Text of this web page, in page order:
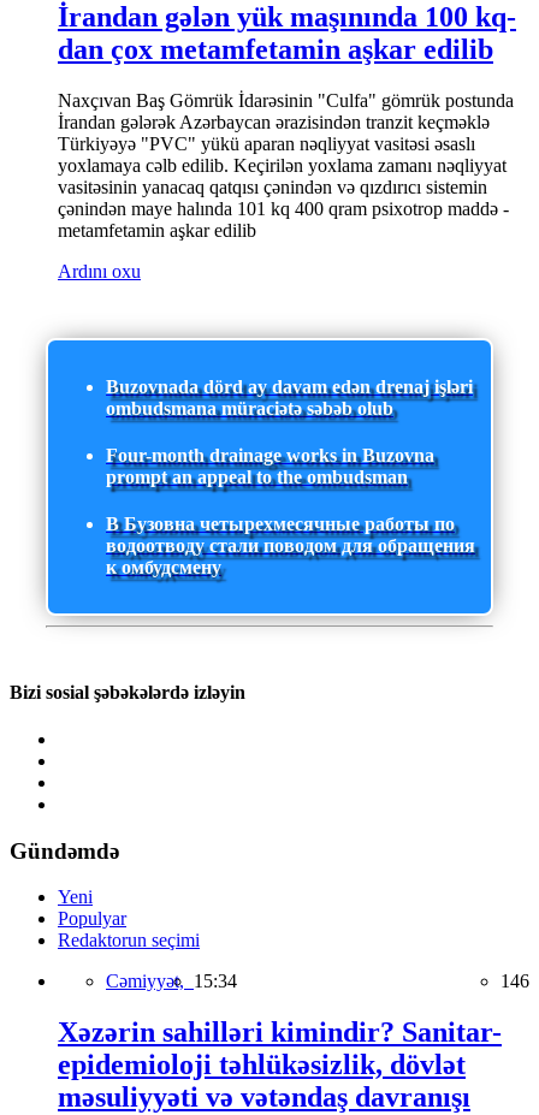
İrandan gələn yük maşınında 100 kq-
dan çox metamfetamin aşkar edilib
Naxçıvan Baş Gömrük İdarəsinin "Culfa" gömrük postunda
İrandan gələrək Azərbaycan ərazisindən tranzit keçməklə
Türkiyəyə "PVC" yükü aparan nəqliyyat vasitəsi əsaslı
yoxlamaya cəlb edilib. Keçirilən yoxlama zamanı nəqliyyat
vasitəsinin yanacaq qatqısı çənindən və qızdırıcı sistemin
çənindən maye halında 101 kq 400 qram psixotrop maddə -
metamfetamin aşkar edilib
Ardını oxu
Buzovnada dörd ay davam edən drenaj işləri
ombudsmana müraciətə səbəb olub
Four-month drainage works in Buzovna
prompt an appeal to the ombudsman
В Бузовна четырехмесячные работы по
водоотводу стали поводом для обращения
к омбудсмену
Bizi sosial şəbəkələrdə izləyin
Gündəmdə
Yeni
Populyar
Redaktorun seçimi
Cəmiyyət, 15:34 146
Xəzərin sahilləri kimindir? Sanitar-
epidemioloji təhlükəsizlik, dövlət
məsuliyyəti və vətəndaş davranışı